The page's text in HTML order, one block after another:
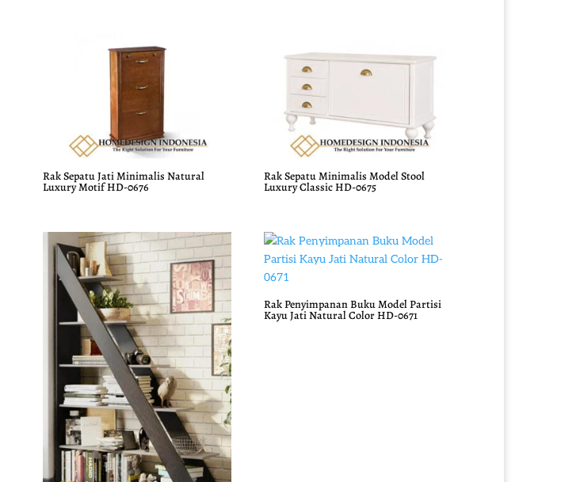
Rak Sepatu Jati Minimalis Natural
Luxury Motif HD-0676
Rak Sepatu Minimalis Model Stool
Luxury Classic HD-0675
Rak Penyimpanan Buku Model Partisi
Kayu Jati Natural Color HD-0671